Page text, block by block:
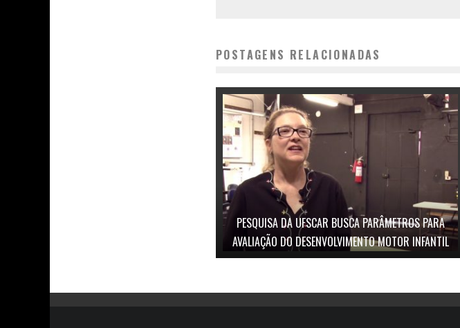
POSTAGENS RELACIONADAS
PESQUISA DA UFSCAR BUSCA PARÂMETROS PARA
AVALIAÇÃO DO DESENVOLVIMENTO MOTOR INFANTIL